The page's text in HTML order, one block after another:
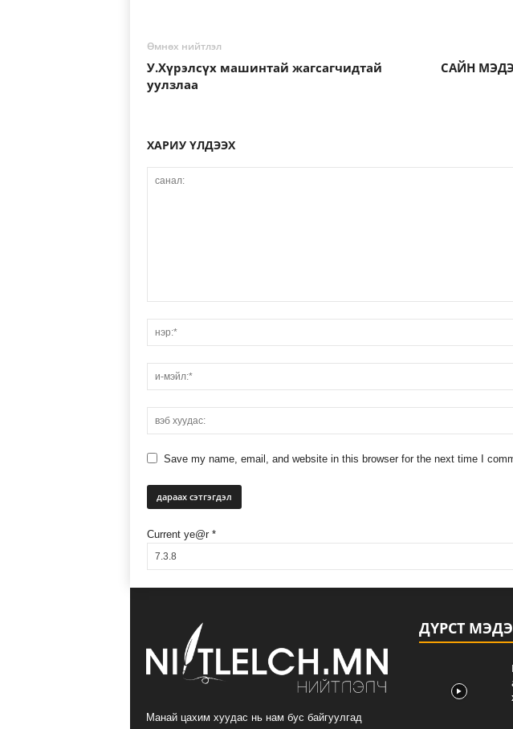
Өмнөх нийтлэл
У.Хүрэлсүх машинтай жагсагчидтай
уулзлаа
САЙН
ХАРИУ ҮЛДЭЭХ
Save my name, email, and website in this browser for the next time I
Current ye@r *
Манай цахим хуудас нь нам бус байгуулгад
ДҮРСТ